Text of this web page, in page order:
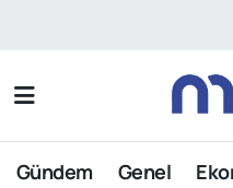
Gündem Genel
Nöbetçi Eczaneler
Hava Durumu